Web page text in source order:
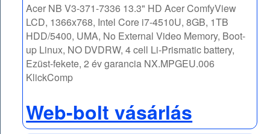
Acer NB V3-371-7336 13.3" HD Acer ComfyView
LCD, 1366x768, Intel Core i7-4510U, 8GB, 1TB
HDD/5400, UMA, No External Video Memory, Boot-
up Linux, NO DVDRW, 4 cell Li-Prismatic battery,
Ezüst-fekete, 2 év garancia NX.MPGEU.006
KlickComp
Web-bolt vásárlás